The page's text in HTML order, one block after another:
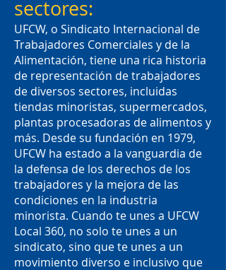
sectores:
UFCW, o Sindicato Internacional de
Trabajadores Comerciales y de la
Alimentación, tiene una rica historia
de representación de trabajadores
de diversos sectores, incluidas
tiendas minoristas, supermercados,
plantas procesadoras de alimentos y
más. Desde su fundación en 1979,
UFCW ha estado a la vanguardia de
la defensa de los derechos de los
trabajadores y la mejora de las
condiciones en la industria
minorista. Cuando te unes a UFCW
Local 360, no solo te unes a un
sindicato, sino que te unes a un
movimiento diverso e inclusivo que